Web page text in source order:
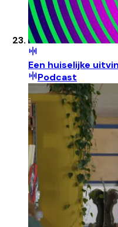
Een huiselijke
Podcast